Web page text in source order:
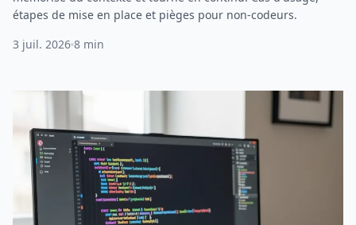
étapes de mise en place et pièges pour non-codeurs.
3 juil. 2026 8 min